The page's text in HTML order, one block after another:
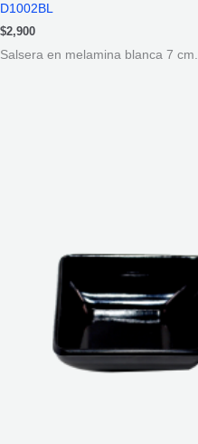
D1002BL
$2,900
Salsera en melamina blanca 7 cm.